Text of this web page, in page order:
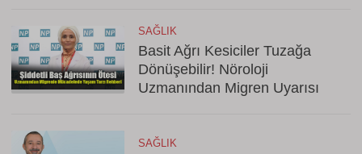
SAĞLIK
Basit Ağrı Kesiciler Tuzağa
Dönüşebilir! Nöroloji
Uzmanından Migren Uyarısı
SAĞLIK